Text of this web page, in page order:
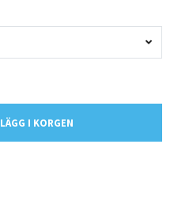
LÄGG I KORGEN